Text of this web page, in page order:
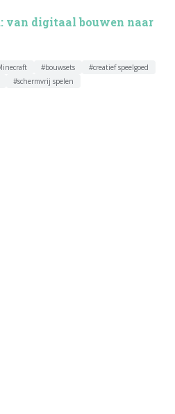
van digitaal bouwen naar
#bouwsets
#creatief speelgoed
#schermvrij spelen